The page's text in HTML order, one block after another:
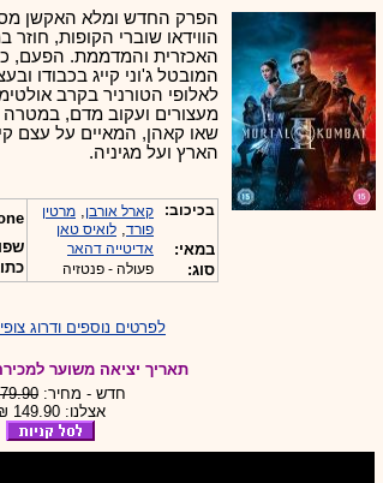
צוות דיוידי מאסטר ישיר.
זמינים במייל ובטלפון. האתר
לרשותכם פעיל 24/7
צוות דיוידי מאסטר ישיר.
אנחנו כאן לכול שאלה וזמינים
במענה הטלפוני שלנו.ובמייל
.האתר לרשותכם 24/7
צוות דיוידי מאסטר ישיר.
הפרק החדש ומלא האקשן
הווידאו שוברי הקופות, חוזר
האכזרית והמדממת. הפעם,
המובטל ג'וני קייג בכבודו
לאלופי הטורניר בקרב
מעצורים ועקוב מדם,
שאו קאהן, המאיים על עצם
הארץ ועל מגיניה.
בכיכוב: קארל אורבן, מרטין
פורד, לואיס טאן
במאי: אדיטייה דהאר
סוג: פעולה - פנטזיה
לפרטים נוספים ודרוג
תאריך יציאה משוער למכירה: 30/08/
חדש - מחיר: ₪
אצלנו: 149.90 ₪